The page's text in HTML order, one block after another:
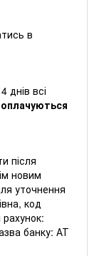
в
днів всі
оплачуються
після
новим
уточнення
код
банку: АТ